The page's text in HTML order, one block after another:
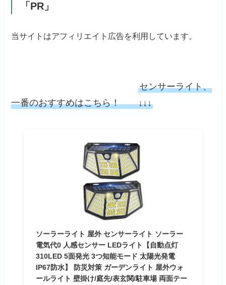
「PR」
当サイトはアフィリエイト広告を利用しています。
センサーライト、
一番のおすすめはこちら！ ↓↓↓
ソーラーライト 屋外 センサーライト ソーラー
電気代0 人感センサー LEDライト【自動点灯
310LED 5面発光 3つ知能モード 太陽光発電
IP67防水】 防災対策 ガーデンライト 屋外ウォ
ールライト 壁掛け/庭先/表玄関/駐車場 両面テー